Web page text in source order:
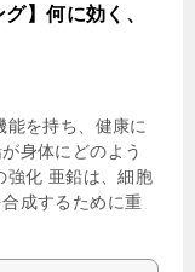
】何に効く、
を持ち、健康に
身体にどのよう
強化 亜鉛は、細胞
成するために重